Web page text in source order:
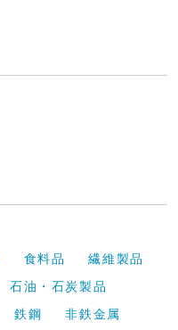
食料品
繊維製品
石油・石炭製品
鉄鋼
非鉄金属